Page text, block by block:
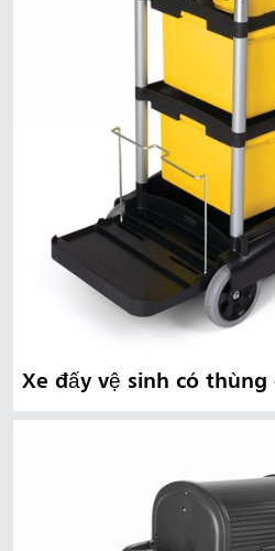
Xe đẩy vệ sinh có thùng